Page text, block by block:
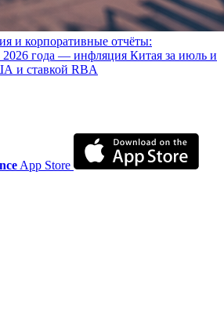
и корпоративные отчёты:
2026 года — инфляция Китая за июль и
и ставкой RBA
App Store